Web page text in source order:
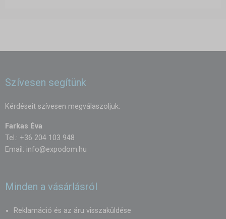
Szívesen segítünk
Kérdéseit szívesen megválaszoljuk:
Farkas Éva
Tel.: +36 204 103 948
Email: info@expodom.hu
Minden a vásárlásról
Reklamáció és az áru visszaküldése